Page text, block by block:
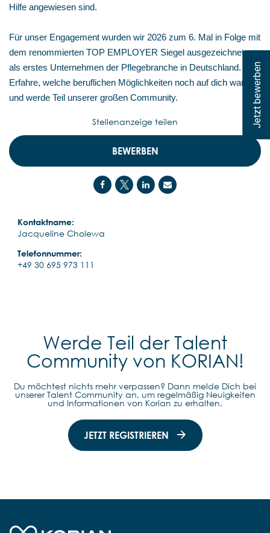
Jetzt bewerben
Hilfe angewiesen sind.
Für unser Engagement wurden wir 2026 zum 6. Mal in Folge mit
dem renommierten TOP EMPLOYER Siegel ausgezeichnet –
als erstes Unternehmen der Pflegebranche in Deutschland.
Erfahre, welche beruflichen Möglichkeiten noch auf dich warten,
und werde Teil unserer großen Community.
BEWERBEN
Kontaktname:
Jacqueline Cholewa
Telefonnummer:
+49 30 695 973 111
Stellenanzeige teilen
Werde Teil der Talent
Community von KORIAN!
Du möchtest nichts mehr verpassen? Dann melde Dich bei
unserer Talent Community an, um regelmäßig Neuigkeiten
und Informationen von Korian zu erhalten.
JETZT REGISTRIEREN